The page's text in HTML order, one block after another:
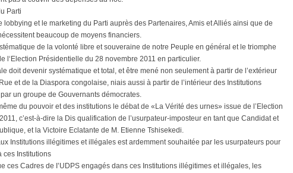
Parti
lobbying et le marketing du Parti auprès des Partenaires, Amis et Alliés ainsi que de
beaucoup de moyens financiers.
de la volonté libre et souveraine de notre Peuple en général et le triomphe
l‘Election Présidentielle du 28 novembre 2011 en particulier.
doit devenir systématique et total, et être mené non seulement à partir de l’extérieur
et de la Diaspora congolaise, niais aussi à partir de l’intérieur des Institutions
un groupe de Gouvernants démocrates.
du pouvoir et des institutions le débat de «La Vérité des urnes» issue de l’Election
c’est-à-dire la Dis qualification de l’usurpateur-imposteur en tant que Candidat et
et la Victoire Eclatante de M. Etienne Tshisekedi.
Institutions illégitimes et illégales est ardemment souhaitée par les usurpateurs pour
ces Institutions
ces Cadres de I’UDPS engagés dans ces Institutions illégitimes et illégales, les